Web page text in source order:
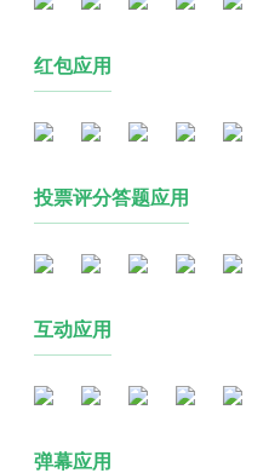
红包应用
投票评分答题应用
互动应用
弹幕应用